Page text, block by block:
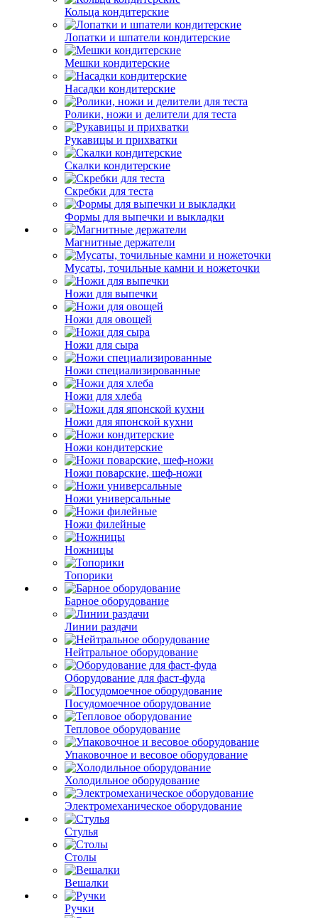
Кольца кондитерские
Лопатки и шпатели кондитерские
Мешки кондитерские
Насадки кондитерские
Ролики, ножи и делители для теста
Рукавицы и прихватки
Скалки кондитерские
Скребки для теста
Формы для выпечки и выкладки
Магнитные держатели
Мусаты, точильные камни и ножеточки
Ножи для выпечки
Ножи для овощей
Ножи для сыра
Ножи специализированные
Ножи для хлеба
Ножи для японской кухни
Ножи кондитерские
Ножи поварские, шеф-ножи
Ножи универсальные
Ножи филейные
Ножницы
Топорики
Барное оборудование
Линии раздачи
Нейтральное оборудование
Оборудование для фаст-фуда
Посудомоечное оборудование
Тепловое оборудование
Упаковочное и весовое оборудование
Холодильное оборудование
Электромеханическое оборудование
Стулья
Столы
Вешалки
Ручки